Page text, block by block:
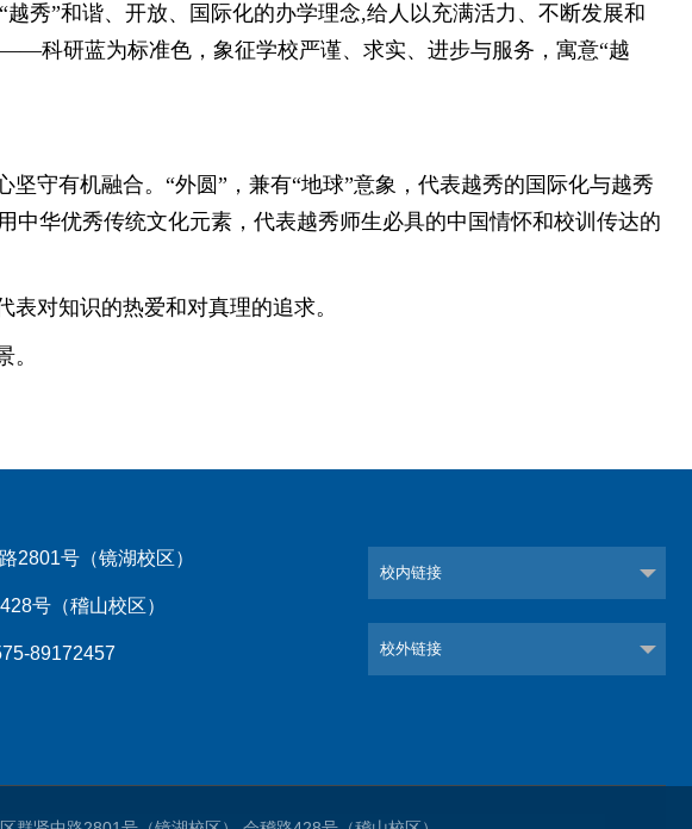
秀”和谐、开放、国际化的办学理念,给人以充满活力、不断发展和
科研蓝为标准色，象征学校严谨、求实、进步与服务，寓意“越
守有机融合。“外圆”，兼有“地球”意象，代表越秀的国际化与越秀
中华优秀传统文化元素，代表越秀师生必具的中国情怀和校训传达的
对知识的热爱和对真理的追求。
校内链接
校外链接
2801号（镜湖校区）
号（稽山校区）
89172457